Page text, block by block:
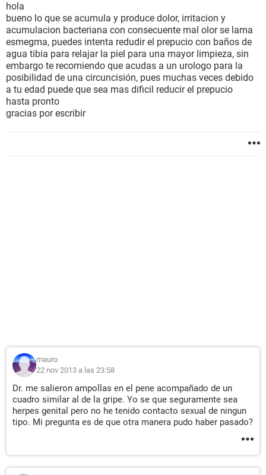
hola
bueno lo que se acumula y produce dolor, irritacion y
acumulacion bacteriana con consecuente mal olor se lama
esmegma, puedes intenta redudir el prepucio con baños de
agua tibia para relajar la piel para una mayor limpieza, sin
embargo te recomiendo que acudas a un urologo para la
posibilidad de una circuncisión, pues muchas veces debido
a tu edad puede que sea mas dificil reducir el prepucio
hasta pronto
gracias por escribir
mauro
22 nov 2013 a las 23:58
Dr. me salieron ampollas en el pene acompañado de un
cuadro similar al de la gripe. Yo se que seguramente sea
herpes genital pero no he tenido contacto sexual de ningun
tipo. Mi pregunta es de que otra manera pudo haber pasado?